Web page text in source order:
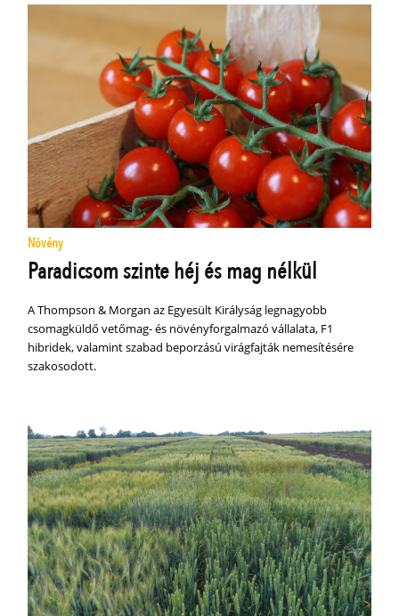
Növény
Paradicsom szinte héj és mag nélkül
A Thompson & Morgan az Egyesült Királyság legnagyobb
csomagküldő vetőmag- és növényforgalmazó vállalata, F1
hibridek, valamint szabad beporzású virágfajták nemesítésére
szakosodott.